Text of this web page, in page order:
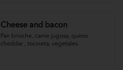
Cheese and bacon
Pan brioche, carne jugosa, queso
cheddar , tocineta, vegetales.